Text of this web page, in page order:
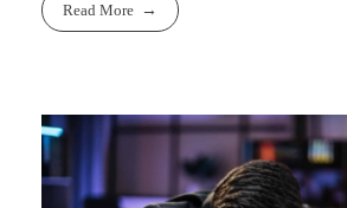
Read More